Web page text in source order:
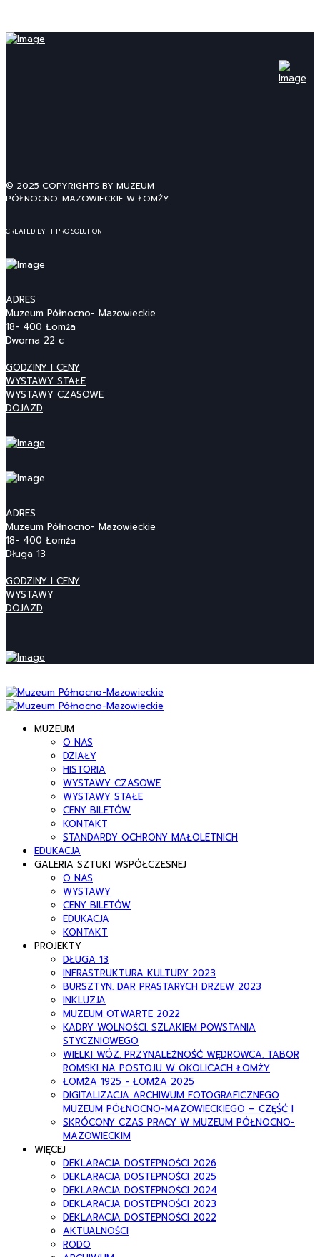
© 2025 COPYRIGHTS BY MUZEUM
PÓŁNOCNO-MAZOWIECKIE W ŁOMŻY
CREATED BY IT PRO SOLUTION
ADRES
Muzeum Północno- Mazowieckie
18- 400 Łomża
Dworna 22 c
GODZINY I CENY
WYSTAWY STAŁE
WYSTAWY CZASOWE
DOJAZD
ADRES
Muzeum Północno- Mazowieckie
18- 400 Łomża
Długa 13
GODZINY I CENY
WYSTAWY
DOJAZD
MUZEUM
O NAS
DZIAŁY
HISTORIA
WYSTAWY CZASOWE
WYSTAWY STAŁE
CENY BILETÓW
KONTAKT
STANDARDY OCHRONY MAŁOLETNICH
EDUKACJA
GALERIA SZTUKI WSPÓŁCZESNEJ
O NAS
WYSTAWY
CENY BILETÓW
EDUKACJA
KONTAKT
PROJEKTY
DŁUGA 13
INFRASTRUKTURA KULTURY 2023
BURSZTYN. DAR PRASTARYCH DRZEW 2023
INKLUZJA
MUZEUM OTWARTE 2022
KADRY WOLNOŚCI. SZLAKIEM POWSTANIA
STYCZNIOWEGO
WIELKI WÓZ. PRZYNALEŻNOŚĆ WĘDROWCA. TABOR
ROMSKI NA POSTOJU W OKOLICACH ŁOMŻY
ŁOMŻA 1925 - ŁOMŻA 2025
DIGITALIZACJA ARCHIWUM FOTOGRAFICZNEGO
MUZEUM PÓŁNOCNO-MAZOWIECKIEGO – CZĘŚĆ I
SKRÓCONY CZAS PRACY W MUZEUM PÓŁNOCNO-
MAZOWIECKIM
WIĘCEJ
DEKLARACJA DOSTEPNOŚCI 2026
DEKLARACJA DOSTEPNOŚCI 2025
DEKLARACJA DOSTEPNOŚCI 2024
DEKLARACJA DOSTEPNOŚCI 2023
DEKLARACJA DOSTEPNOŚCI 2022
AKTUALNOŚCI
RODO